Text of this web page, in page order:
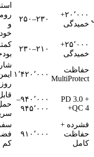
۲۰٬۰۰۰+
۲۳۰–۲۵۰
استفاده
رومیزی
و
خودرو
۲۵٬۰۰۰+
۲۱۰–۲۳۰
کمترین
بودجه
۱٬۴۲۰٬۰۰۰
شارژ
ایمن
روزمره
PD
۹۴۰٬۰۰۰–
۹۴۵٬۰۰۰
قابل
حمل و
سریع
+
۹۱۰٬۰۰۰
سفر و
فضای